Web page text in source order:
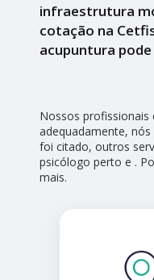
infraestrutura
cotação na
acupuntura
Nossos
adequadamente,
foi citado, outros
psicólogo perto e .
mais.